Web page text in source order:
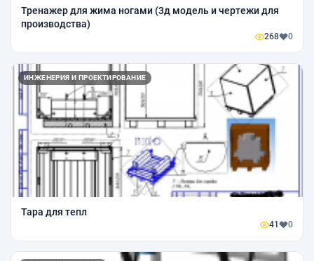
Тренажер для жима ногами (3д модель и чертежи для
производства)
268 0
ИНЖЕНЕРИЯ И ПРОЕКТИРОВАНИЕ
Тара для тепл
41 0